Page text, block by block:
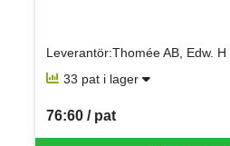
Leverantör:Thomée AB, Edw. H
33 pat i lager
76:60 / pat
SEK per PAT